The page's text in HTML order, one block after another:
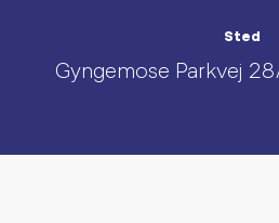
Sted
Gyngemose Parkvej